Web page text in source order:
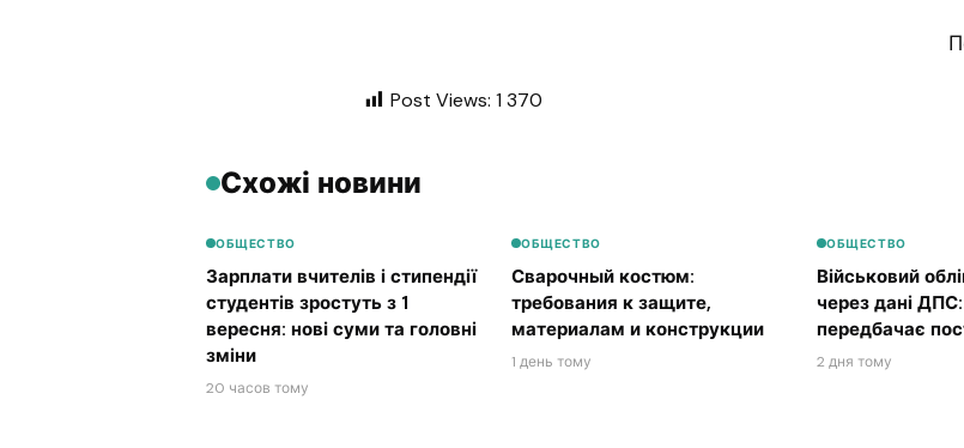
Post Views: 1 370
Схожі новини
ОБЩЕСТВО
Зарплати вчителів і стипендії
студентів зростуть з 1
вересня: нові суми та головні
зміни
20 часов тому
ОБЩЕСТВО
Сварочный костюм:
требования к защите,
материалам и конструкции
1 день тому
ОБЩЕСТВО
Військовий
через дані
передбачає
2 дня тому